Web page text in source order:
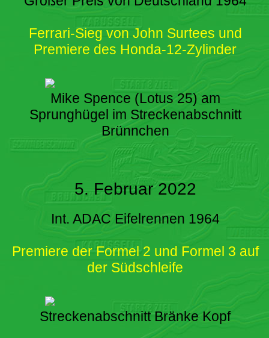
Ferrari-Sieg von John Surtees und
Premiere des Honda-12-Zylinder
Mike Spence (Lotus 25) am
Sprunghügel im Streckenabschnitt
Brünnchen
5. Februar 2022
Int. ADAC Eifelrennen 1964
Premiere der Formel 2 und Formel 3 auf
der Südschleife
Streckenabschnitt Bränke Kopf